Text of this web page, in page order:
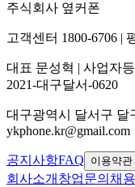
주식회사 옆커폰
고객센터 1800-6706 |
대표 문성혁 | 사업자
2021-대구달서-0620
대구광역시 달서구 달
ykphone.kr@gmail.com
공지사항FAQ 이용약관
회사소개 창업문의 채